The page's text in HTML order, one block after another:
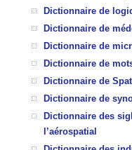
Dictionnaire de
Dictionnaire de
Dictionnaire de
Dictionnaire de
Dictionnaire de
Dictionnaire de
Dictionnaire des
l’aérospatial